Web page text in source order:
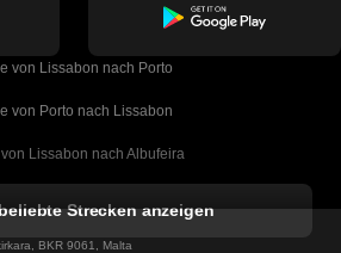
von Lissabon nach Porto
von Porto nach Lissabon
Lissabon nach Albufeira
von Lissabon nach Lagos
Strecken anzeigen
BKR 9061, Malta